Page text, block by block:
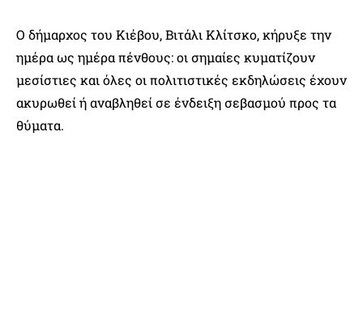
Ο δήμαρχος του Κιέβου, Βιτάλι Κλίτσκο, κήρυξε την
ημέρα ως ημέρα πένθους: οι σημαίες κυματίζουν
μεσίστιες και όλες οι πολιτιστικές εκδηλώσεις έχουν
ακυρωθεί ή αναβληθεί σε ένδειξη σεβασμού προς τα
θύματα.